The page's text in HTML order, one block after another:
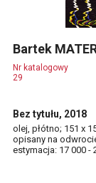
Bartek
Nr katalogowy
29
Bez tytułu, 2018
olej, płótno; 151 x
opisany na
estymacja: 17 000 -